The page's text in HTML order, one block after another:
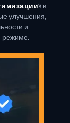
» в
улучшения,
и